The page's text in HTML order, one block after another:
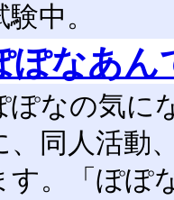
験中。
ぽなあ
ぽなの気に
、同人活動
す。「ぽぽ